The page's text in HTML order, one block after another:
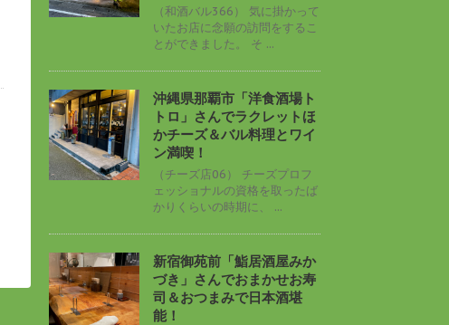
（和酒バル366） 気に掛かって
いたお店に念願の訪問をするこ
とができました。 そ ...
沖縄県那覇市「洋食酒場ト
トロ」さんでラクレットほ
かチーズ＆バル料理とワイ
ン満喫！
（チーズ店06） チーズプロフ
ェッショナルの資格を取ったば
かりくらいの時期に、 ...
新宿御苑前「鮨居酒屋みか
づき」さんでおまかせお寿
司＆おつまみで日本酒堪
能！